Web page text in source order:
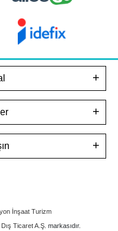
İnşaat Turizm
Ticaret A.Ş. markasıdır.